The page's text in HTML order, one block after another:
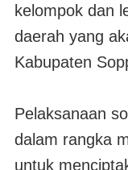
kelompok dan
daerah yang
Kabupaten
Pelaksanaan
dalam rangka
untuk